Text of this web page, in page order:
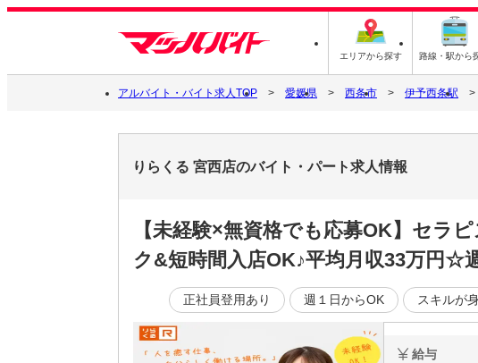
エリアから探す 路線・駅から
アルバイト・バイト求人TOP 愛媛県 西条市 伊予西条駅
りらくる 宮西店のバイト・パート求人情報
【未経験×無資格でも応募OK】セラ
ク&短時間入店OK♪平均月収33万円☆
正社員登用あり 週１日からOK スキルが
給与